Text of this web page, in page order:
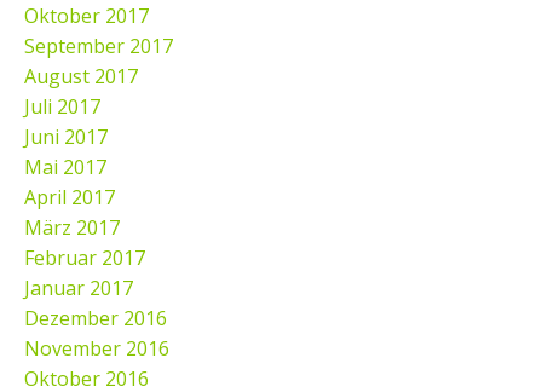
Oktober 2017
September 2017
August 2017
Juli 2017
Juni 2017
Mai 2017
April 2017
März 2017
Februar 2017
Januar 2017
Dezember 2016
November 2016
Oktober 2016